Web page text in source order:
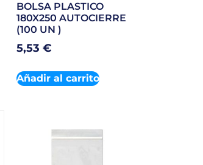
BOLSA PLASTICO
180X250 AUTOCIERRE
(100 UN )
5,53€
Añadir al carrito